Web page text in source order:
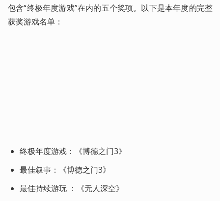
包含“终极年度游戏”在内的五个奖项。以下是本年度的完整
获奖游戏名单：
终极年度游戏：《博德之门3》
最佳叙事：《博德之门3》
最佳持续游玩 ：《无人深空》